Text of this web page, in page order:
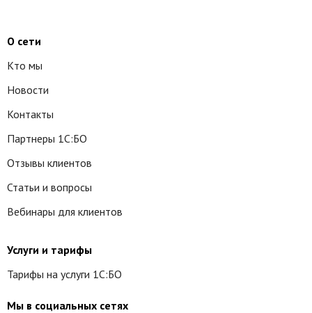
О сети
Кто мы
Новости
Контакты
Партнеры 1С:БО
Отзывы клиентов
Статьи и вопросы
Вебинары для клиентов
Услуги и тарифы
Тарифы на услуги 1С:БО
Мы в социальных сетях